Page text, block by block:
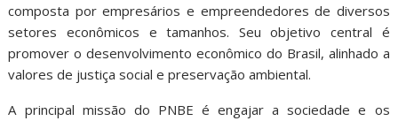
composta por empresários e empreendedores de diversos
setores econômicos e tamanhos. Seu objetivo central é
promover o desenvolvimento econômico do Brasil, alinhado a
valores de justiça social e preservação ambiental.
A principal missão do PNBE é engajar a sociedade e os